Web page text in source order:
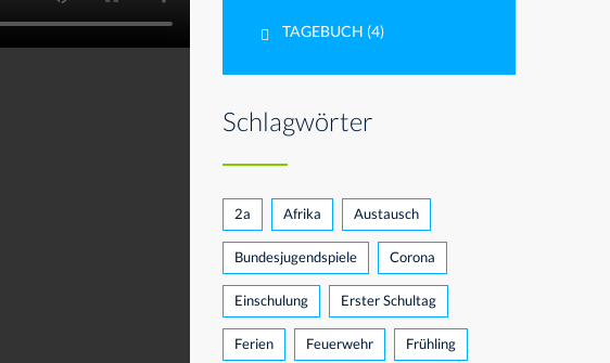
TAGEBUCH (4)
Schlagwörter
2a Afrika Austausch
Bundesjugendspiele Corona
Einschulung Erster Schultag
Ferien Feuerwehr Frühling